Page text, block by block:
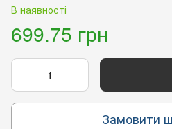
В наявності
699.75 грн
Замовити